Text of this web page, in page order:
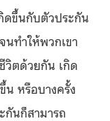
ดขึ้นกับตัวประกัน
นทำให้พวกเขา
วิตด้วยกัน เกิด
น หรือบางครั้ง
กันก็สามารถ